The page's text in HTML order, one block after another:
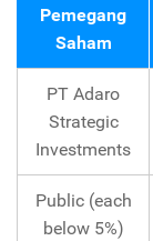
Pemegang
Saham
PT Adaro
Strategic
Investments
Public (each
below 5%)